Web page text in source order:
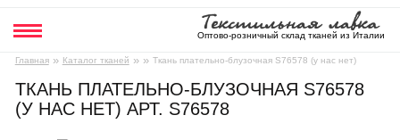
Оптово-розничный склад тканей из Италии
Главная » Каталог тканей » » Ткань плательно-блузочная S76578 (у нас нет)
ТКАНЬ ПЛАТЕЛЬНО-БЛУЗОЧНАЯ S76578
(У НАС НЕТ) АРТ. S76578